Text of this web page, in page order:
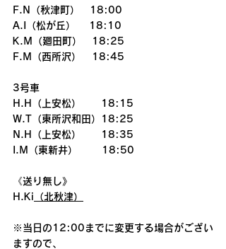
F.N（秋津町）　18:00
A.I（松が丘）　 18:10
K.M（廻田町）　18:25
F.M（西所沢）   18:45
3号車
H.H（上安松）　　18:15
W.T（東所沢和田）18:25
N.H（上安松）　　18:35
I.M（東新井）    　18:50
《送り無し》
H.Ki （北秋津）
※当日の12:00までに変更する場合がござい
ますので、